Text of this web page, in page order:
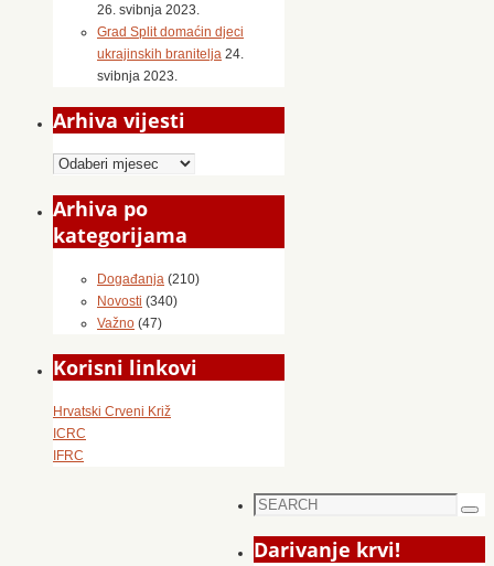
26. svibnja 2023.
Grad Split domaćin djeci
ukrajinskih branitelja 24.
svibnja 2023.
Arhiva vijesti
Arhiva
Arhiva po
kategorijama
Događanja (210)
Novosti (340)
Važno (47)
Korisni linkovi
Hrvatski Crveni Križ
ICRC
IFRC
Search
Darivanje krvi!